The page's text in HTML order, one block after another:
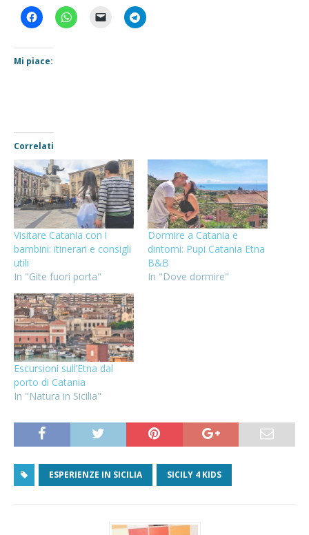
Mi piace:
Correlati
Visitare Catania con i
bambini: itinerari e consigli
utili
In "Gite fuori porta"
Dormire a Catania e
dintorni: Pupi Catania Etna
B&B
In "Dove dormire"
Escursioni sull’Etna dal
porto di Catania
In "Natura in Sicilia"
ESPERIENZE IN SICILIA SICILY 4 KIDS